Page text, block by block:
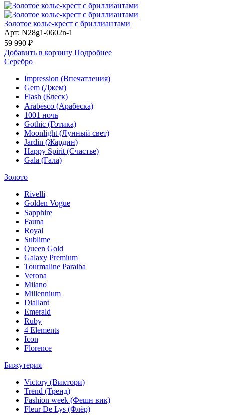
Золотое колье-крест с бриллиантами
Арт: N28g1-0602n-1
59 990 ₽
Добавить в корзину Подробнее
Серебро
Impression (Впечатления)
Gem (Джем)
Flash (Блеск)
Arabesco (Арабеска)
1001 ночь
Gothic (Готика)
Moonlight (Лунный свет)
Jardin (Жардин)
Happy Spirit (Счастье)
Gala (Гала)
Золото
Rivelli
Golden Vogue
Sapphire
Fauna
Royal
Sublime
Queen Gold
Galaxy Premium
Tourmaline Paraiba
Verona
Milano
Millennium
Diallant
Emerald
Ruby
4 Elements
Icon
Florence
Бижутерия
Victory (Виктори)
Trend (Тренд)
Fashion week (Фешн вик)
Fleur De Lys (Флёр)